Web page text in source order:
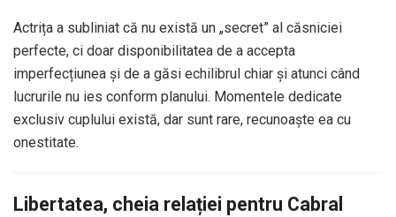
Actrița a subliniat că nu există un „secret” al căsniciei
perfecte, ci doar disponibilitatea de a accepta
imperfecțiunea și de a găsi echilibrul chiar și atunci când
lucrurile nu ies conform planului. Momentele dedicate
exclusiv cuplului există, dar sunt rare, recunoaște ea cu
onestitate.
Libertatea, cheia relației pentru Cabral